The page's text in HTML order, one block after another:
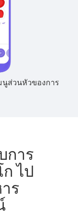
นูส่วนหัวของการ
การ
ไป
ร